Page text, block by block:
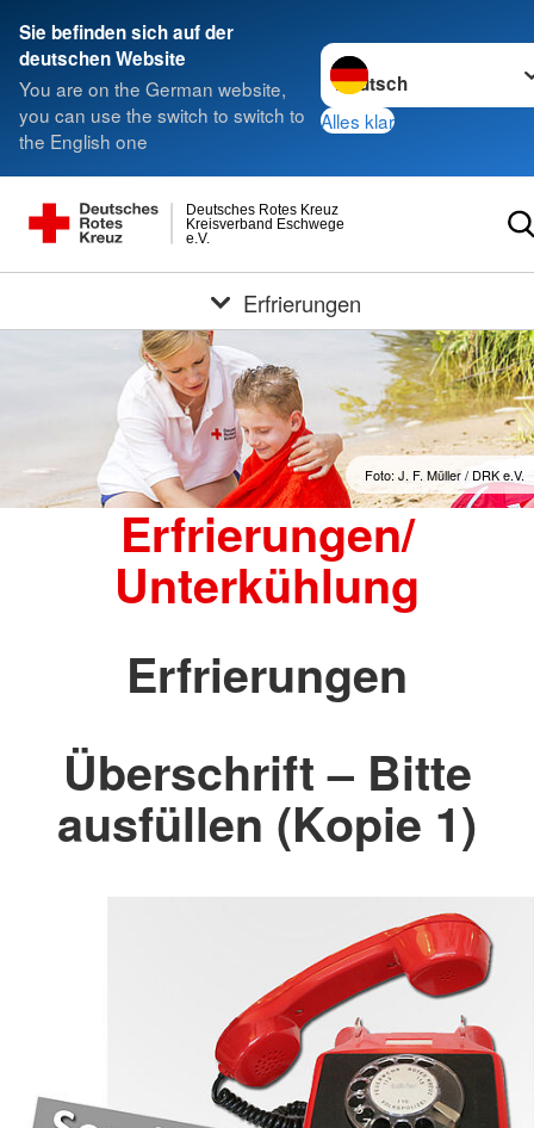
Sie befinden sich auf der
deutschen Website
You are on the German website,
you can use the switch to switch to
the English one
Sprache wechseln zu
Alles klar
e.V.
Kreisverband Eschwege
Deutsches Rotes Kreuz
Erfrierungen
Foto: J. F. Müller / DRK e.V.
Erfrierungen/
Unterkühlung
Erfrierungen
Überschrift – Bitte
ausfüllen (Kopie 1)